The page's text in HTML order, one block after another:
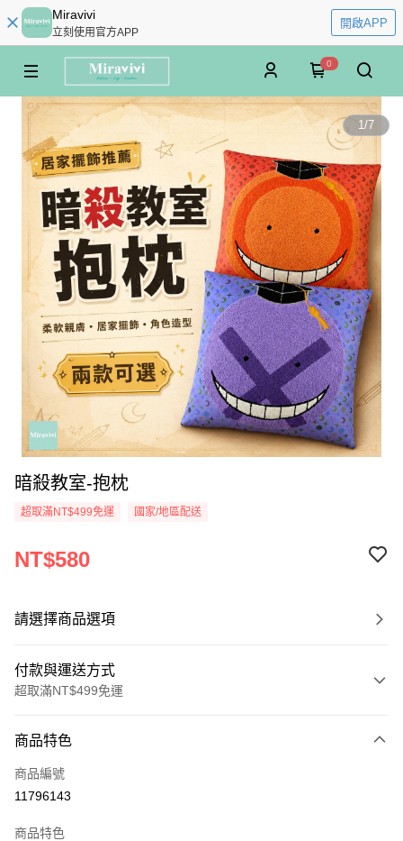
Miravivi
立刻使用官方APP
開啟APP
0
1/7
暗殺教室-抱枕
超取滿NT$499免運 國家/地區配送
NT$580
請選擇商品選項
付款與運送方式
超取滿NT$499免運
信用卡一次付款
超商取貨付款
商品特色
商品編號
11796143
商品特色